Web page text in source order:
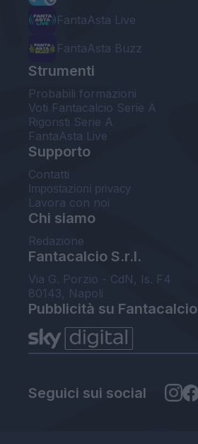
FantaAsta Live
FantaAsta Buzz
Strumenti
Probabili formazioni
Voti Fantacalcio Serie A
Rigoristi Serie A
FantaAsta Live
Supporto
Contatti
Impostazioni privacy
Lavora con noi
Chi siamo
Redazione
Fantacalcio S.r.l.
Via G. Porzio - CdN, Is. F4
80143, Napoli
Pubblicità su
Seguici sui social